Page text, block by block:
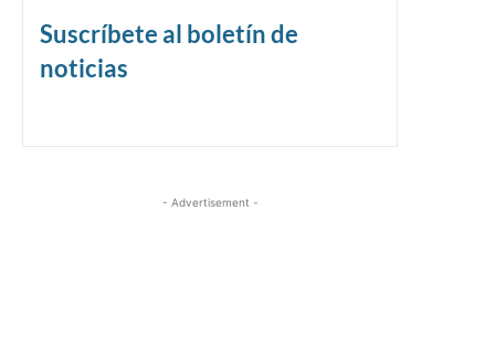
Suscríbete al boletín de
noticias
- Advertisement -